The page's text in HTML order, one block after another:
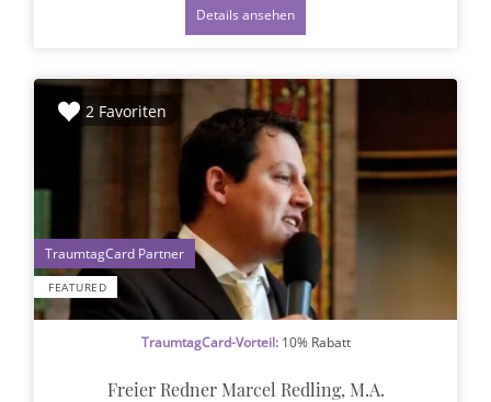
Details ansehen
2 Favoriten
FEATURED
1
TraumtagCard-Vorteil:10% Rabatt
Freier Redner Marcel Redling, M.A.